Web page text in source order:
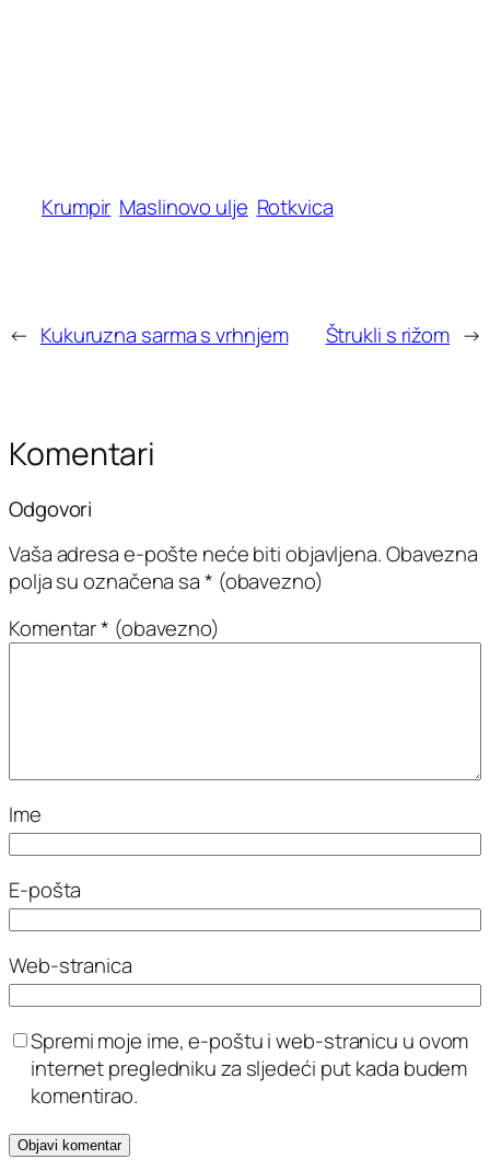
Krumpir Maslinovo ulje Rotkvica
← Kukuruzna sarma s vrhnjem Štrukli s rižom →
Komentari
Odgovori
Vaša adresa e-pošte neće biti objavljena.Obavezna
polja su označena sa* (obavezno)
Komentar* (obavezno)
Ime
E-pošta
Web-stranica
Spremi moje ime, e-poštu i web-stranicu u ovom
internet pregledniku za sljedeći put kada budem
komentirao.